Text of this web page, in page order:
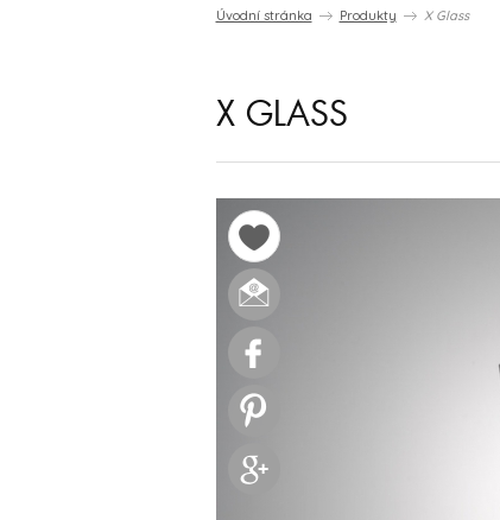
Úvodní stránka Produkty X Glass
X GLASS